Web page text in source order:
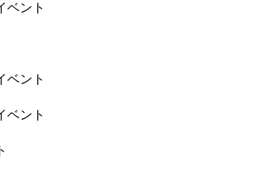
ベント
ベント
ベント